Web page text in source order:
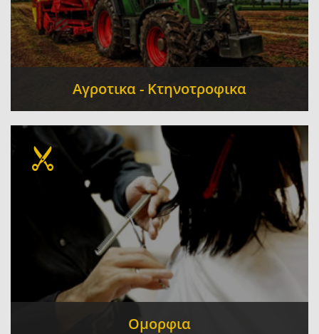
Αγροτικα - Κτηνοτροφικα
Γεωργικά - Αγροτικά Μηχανήματα - Τρακτέρ-
Γεωργικά Εφόδια - Αγροτικά Είδη
Ελαιοτριβείο - Προϊόντα ελαίου - Ελαιουργία -
Συνεταιρισμοί
Ζωοτροφές
Πτηνοτροφές Ιχθυοτροφές
Ομορφια